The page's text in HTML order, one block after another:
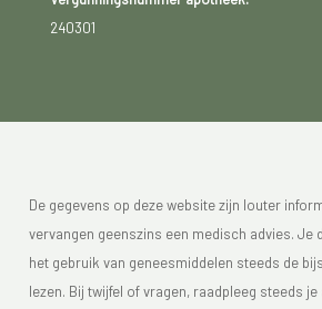
240301
De gegevens op deze website zijn louter
vervangen geenszins een medisch advies. Je
het gebruik van geneesmiddelen steeds de
lezen. Bij twijfel of vragen, raadpleeg steeds